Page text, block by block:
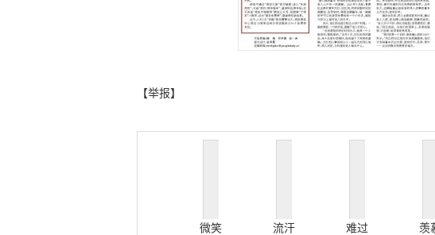
【举报】
微笑 流汗 难过 羡